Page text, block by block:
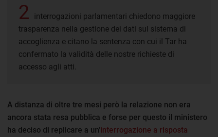
2
interrogazioni parlamentari chiedono maggiore
trasparenza nella gestione dei dati sul sistema di
accoglienza e citano la sentenza con cui il Tar ha
confermato la validità delle nostre richieste di
accesso agli atti.
A distanza di oltre tre mesi però la relazione non era
ancora stata resa pubblica e forse per questo il ministero
ha deciso di replicare a un’interrogazione a risposta